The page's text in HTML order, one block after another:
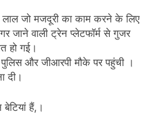
लाल जो मजदूरी का काम करने के लिए
जाने वाली ट्रेन प्लेटफॉर्म से गुजर
हो गई।
और जीआरपी मौके पर पहुंची ।
दी।
हैं,।